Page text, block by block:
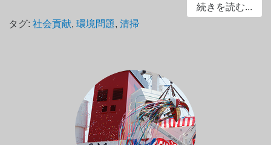
続きを読む...
タグ:社会貢献,環境問題,清掃